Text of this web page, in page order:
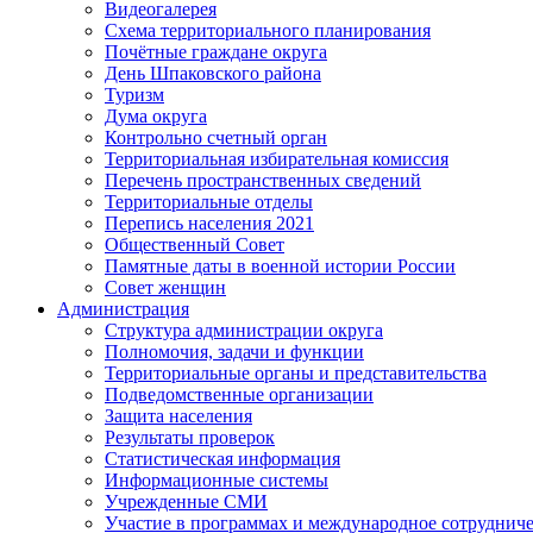
Видеогалерея
Схема территориального планирования
Почётные граждане округа
День Шпаковского района
Туризм
Дума округа
Контрольно счетный орган
Территориальная избирательная комиссия
Перечень пространственных сведений
Территориальные отделы
Перепись населения 2021
Общественный Совет
Памятные даты в военной истории России
Совет женщин
Администрация
Структура администрации округа
Полномочия, задачи и функции
Территориальные органы и представительства
Подведомственные организации
Защита населения
Результаты проверок
Статистическая информация
Информационные системы
Учрежденные СМИ
Участие в программах и международное